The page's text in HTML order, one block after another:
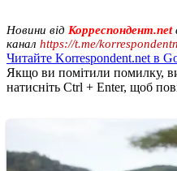
Новини від Корреспондент.net
канал https://t.me/
Читайте Korrespondent.net в
Якщо ви помітили помилку,
натисніть Ctrl + Enter, щоб